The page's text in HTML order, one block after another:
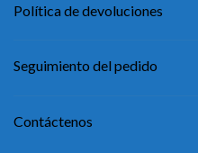
Política de devoluciones
Seguimiento del pedido
Contáctenos